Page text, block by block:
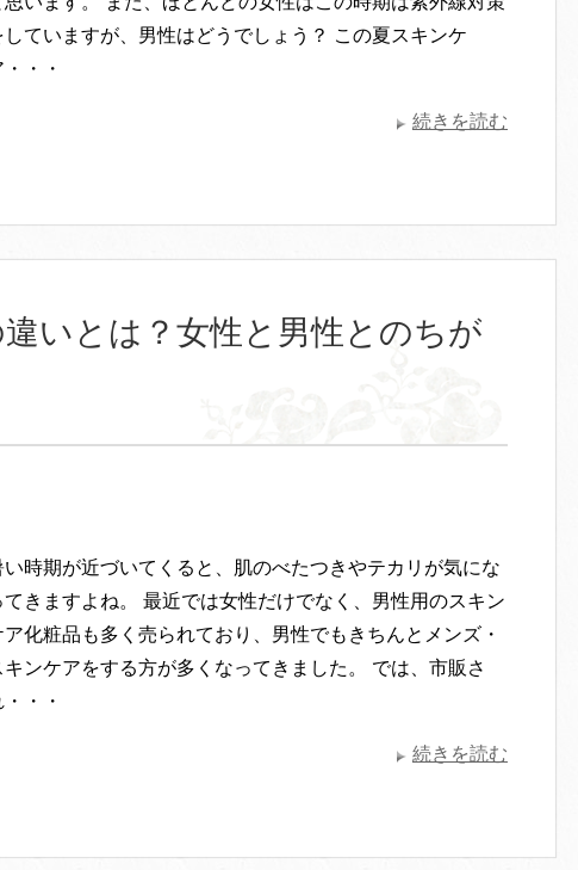
していますが、男性はどうでしょう？ この夏スキンケ
・・・
続きを読む
いとは？女性と男性とのちが
い時期が近づいてくると、肌のべたつきやテカリが気にな
てきますよね。 最近では女性だけでなく、男性用のスキン
ア化粧品も多く売られており、男性でもきちんとメンズ・
キンケアをする方が多くなってきました。 では、市販さ
・・
続きを読む